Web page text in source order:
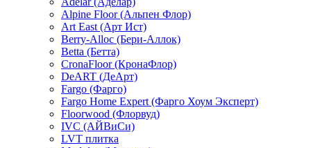
Alpine Floor (Альпен Флор)
Art East (Арт Ист)
Berry-Alloc (Бери-Аллок)
Betta (Бетта)
CronaFloor (КронаФлор)
DeART (ДеАрт)
Fargo (Фарго)
Fargo Home Expert (Фарго Хоум Эксперт)
Floorwood (Флорвуд)
IVC (АЙВиСи)
LVT плитка